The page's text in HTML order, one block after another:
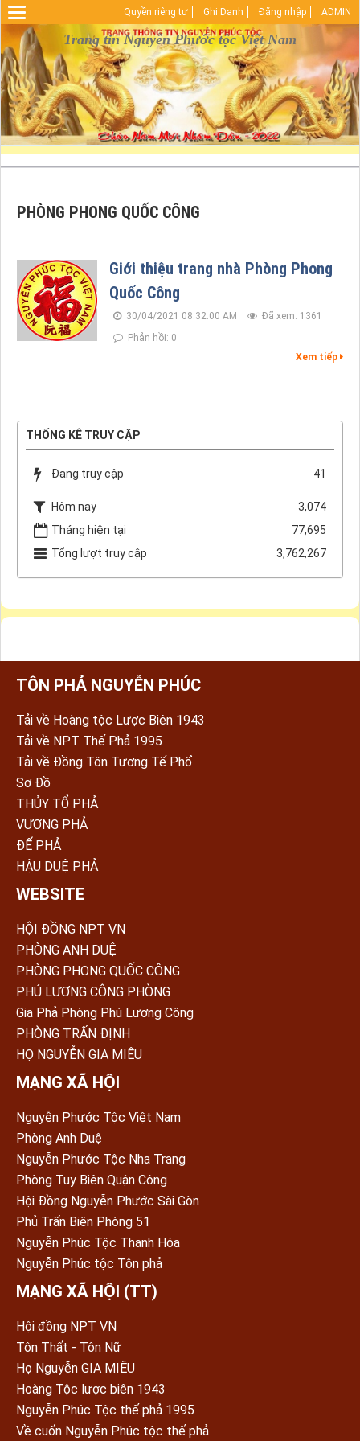
Warning: Undefined array key "HTTP_REFERER" in
D:\vhosts\nguyenphuoctoc.info\httpdocs\index.phpon line 29
Trang tin Nguyễn Phước tộc Việt Nam
Quyền riêng tư Ghi Danh Đăng nhập ADMIN
PHÒNG PHONG QUỐC CÔNG
Giới thiệu trang nhà Phòng Phong
Quốc Công
30/04/2021 08:32:00 AM
Đã xem: 1361
Phản hồi: 0
Xem tiếp
THỐNG KÊ TRUY CẬP
Đang truy cập 41
Hôm nay
3,074
Tháng hiện tại
77,695
Tổng lượt truy cập
3,762,267
TÔN PHẢ NGUYỄN PHÚC
Tải về Hoàng tộc Lược Biên 1943
Tải về NPT Thế Phả 1995
Tải về Đồng Tôn Tương Tế Phổ
Sơ Đồ
THỦY TỔ PHẢ
VƯƠNG PHẢ
ĐẾ PHẢ
HẬU DUỆ PHẢ
WEBSITE
HỘI ĐỒNG NPT VN
PHÒNG ANH DUỆ
PHÒNG PHONG QUỐC CÔNG
PHÚ LƯƠNG CÔNG PHÒNG
Gia Phả Phòng Phú Lương Công
PHÒNG TRẤN ÐỊNH
HỌ NGUYỄN GIA MIÊU
MẠNG XÃ HỘI
Nguyễn Phước Tộc Việt Nam
Phòng Anh Duệ
Nguyễn Phước Tộc Nha Trang
Phòng Tuy Biên Quận Công
Hội Đồng Nguyễn Phước Sài Gòn
Phủ Trấn Biên Phòng 51
Nguyễn Phúc Tộc Thanh Hóa
Nguyễn Phúc tộc Tôn phả
MẠNG XÃ HỘI (TT)
Hội đồng NPT VN
Tôn Thất - Tôn Nữ
Họ Nguyễn GIA MIÊU
Hoàng Tộc lược biên 1943
Nguyễn Phúc Tộc thế phả 1995
Về cuốn Nguyễn Phúc tộc thế phả